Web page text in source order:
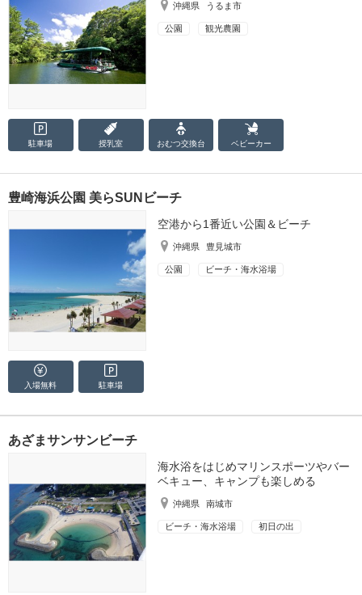
沖縄県 うるま市
公園 観光農園
駐車場 授乳室 おむつ交換台 ベビーカー
豊崎海浜公園 美らSUNビーチ
空港から1番近い公園＆ビーチ
沖縄県 豊見城市
公園 ビーチ・海水浴場
入場無料 駐車場
あざまサンサンビーチ
海水浴をはじめマリンスポーツやバー
ベキュー、キャンプも楽しめる
沖縄県 南城市
ビーチ・海水浴場 初日の出